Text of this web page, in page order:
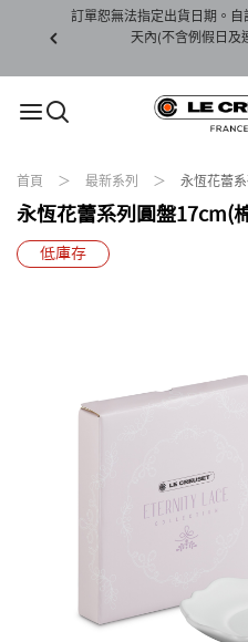
下水)，若
訂單恕無法指定出貨日期。
天內(不含例假日及
首頁 最新系列 永恆花蕾系
永恆花蕾系列圓盤17cm(
低庫存